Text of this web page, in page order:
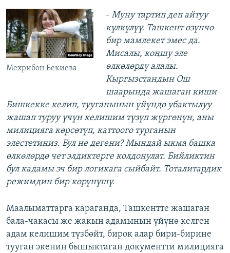
Мехрибон Бекиева
- Муну тартип деп айтуу
күлкүлүү. Ташкент өзүнчө
бир мамлекет эмес да.
Мисалы, коңшу эле
өлкөлөрдү алалы.
Кыргызстандын Ош
шаарында жашаган киши
Бишкекке келип, тууганынын үйүндө убактылуу
жашап туруу үчүн келишим түзүп жүргөнүн, аны
милицияга көрсөтүп, каттоого турганын
элестетиңиз. Бул не дегени? Мындай ыкма башка
өлкөлөрдө чет элдиктерге колдонулат. Бийликтин
бул кадамы эч бир логикага сыйбайт. Тоталитардик
режимдин бир көрүнүшү.
Маалыматтарга караганда, Ташкентте жашаган
бала-чакасы же жакын адамынын үйүнө келген
адам келишим түзбөйт, бирок алар бири-бирине
тууган экенин бышыктаган документти милицияга